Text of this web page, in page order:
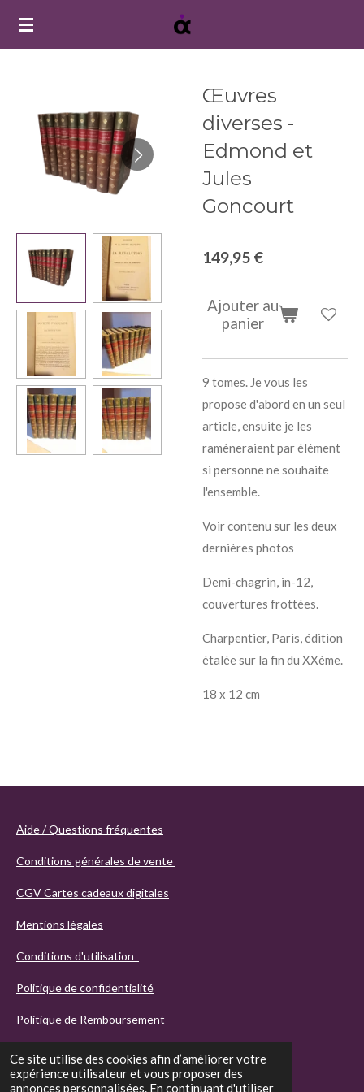
Ce site utilise des cookies afin d’améliorer votre
expérience utilisateur et vous proposer des
annonces personnalisées. En continuant d'utiliser
Passer
Œuvres
diverses -
Edmond et
Jules
Goncourt
149,95 €
Ajouter au
panier
9 tomes. Je vous les
propose d'abord en un seul
article, ensuite je les
ramèneraient par élément
si personne ne souhaite
l'ensemble.
Voir contenu sur les deux
dernières photos
Demi-chagrin, in-12,
couvertures frottées.
Charpentier, Paris, édition
étalée sur la fin du XXème.
18 x 12 cm
Aide / Questions fréquentes
Conditions générales de vente
CGV Cartes cadeaux digitales
Mentions légales
Conditions d'utilisation
Politique de confidentialité
Politique de Remboursement